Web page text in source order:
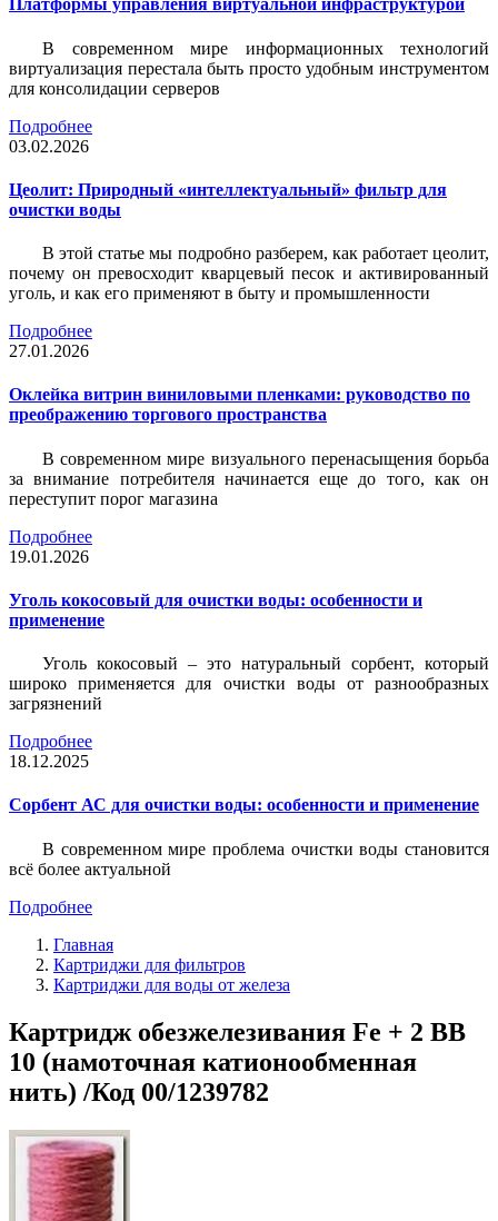
Платформы управления виртуальной инфраструктурой
В современном мире информационных технологий
виртуализация перестала быть просто удобным инструментом
для консолидации серверов
Подробнее
03.02.2026
Цеолит: Природный «интеллектуальный» фильтр для
очистки воды
В этой статье мы подробно разберем, как работает цеолит,
почему он превосходит кварцевый песок и активированный
уголь, и как его применяют в быту и промышленности
Подробнее
27.01.2026
Оклейка витрин виниловыми пленками: руководство по
преображению торгового пространства
В современном мире визуального перенасыщения борьба
за внимание потребителя начинается еще до того, как он
переступит порог магазина
Подробнее
19.01.2026
Уголь кокосовый для очистки воды: особенности и
применение
Уголь кокосовый – это натуральный сорбент, который
широко применяется для очистки воды от разнообразных
загрязнений
Подробнее
18.12.2025
Сорбент АС для очистки воды: особенности и применение
В современном мире проблема очистки воды становится
всё более актуальной
Подробнее
Главная
Картриджи для фильтров
Картриджи для воды от железа
Картридж обезжелезивания Fe + 2 ВВ
10 (намоточная катионообменная
нить) /Код 00/1239782